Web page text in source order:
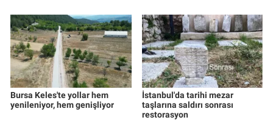
Bursa Keles'te yollar hem
yenileniyor, hem genişliyor
İstanbul'da tarihi mezar
taşlarına saldırı sonrası
restorasyon